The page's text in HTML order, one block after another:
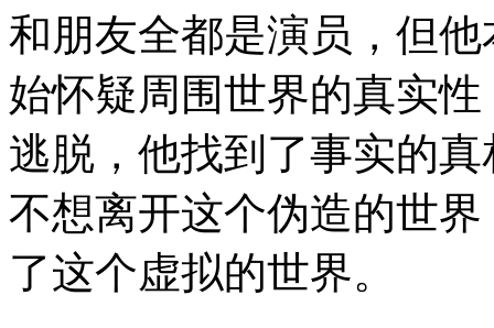
和朋友全都是演员，但
始怀疑周围世界的真实
逃脱，他找到了事实的
不想离开这个伪造的世
了这个虚拟的世界。